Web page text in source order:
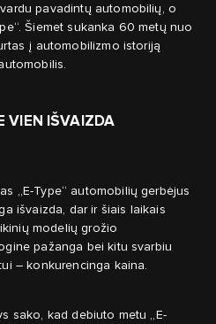
pavadintų automobilių, o
Šiemet sukanka 60 metų nuo
į automobilizmo istoriją
VIEN IŠVAIZDA
„E-Type“ automobilių gerbėjus
išvaizda, dar ir šiais laikais
modelių grožio
pažanga bei kitu svarbiu
– konkurencinga kaina.
sako, kad debiuto metu „E-